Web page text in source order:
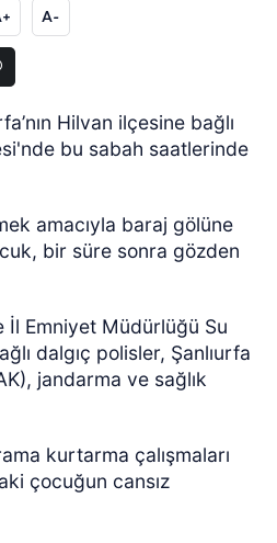
A-
Hilvan ilçesine bağlı
bu sabah saatlerinde
amacıyla baraj gölüne
bir süre sonra gözden
Emniyet Müdürlüğü Su
dalgıç polisler, Şanlıurfa
jandarma ve sağlık
kurtarma çalışmaları
çocuğun cansız